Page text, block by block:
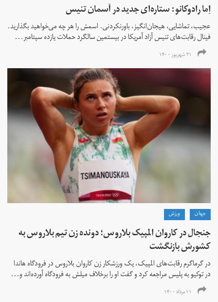
اِما رادوکانو: ستاره‌ای جدید در آسمان تنیس
عجیب، تماشایی، هیجان‌انگیز، باورنکردنی. اسمش را هر چه می‌خواهید بگذارید.
فینال رقابت‌های تنیس آزاد آمریکا در بیستمین سالگرد حملات یازده سپتامبر...
۲۱ شهریور ۱۴۰۰
جهان ورزش
جنجال در کاروان المپیک بلاروس؛ دونده زن تیم بلاروس به
کشورش بازنگشت
در گرماگرم رقابت‌های المپیک، یک ورزشکار زن کاروان بلاروس در فرودگاه هاندا
در توکیو به پلیس مراجعه کرد و گفت او را برخلاف میلش به فرودگاه آورده‌اند و...
۱۱ مرداد ۱۴۰۰